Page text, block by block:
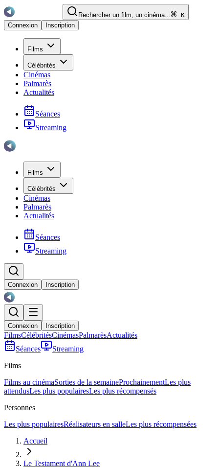
Rechercher un film, un cinéma...
K
Connexion
Inscription
Films
Célébrités
Cinémas
Palmarès
Actualités
Séances
Streaming
Films
Célébrités
Cinémas
Palmarès
Actualités
Séances
Streaming
Connexion Inscription
Connexion Inscription
FilmsCélébritésCinémasPalmarèsActualités
Séances
Streaming
Films
Films au cinémaSorties de la semaineProchainementLes plus
attendusLes plus populairesLes plus récompensés
Personnes
Les plus populairesRéalisateurs en salleLes plus récompensées
Accueil
Le Testament d'Ann Lee